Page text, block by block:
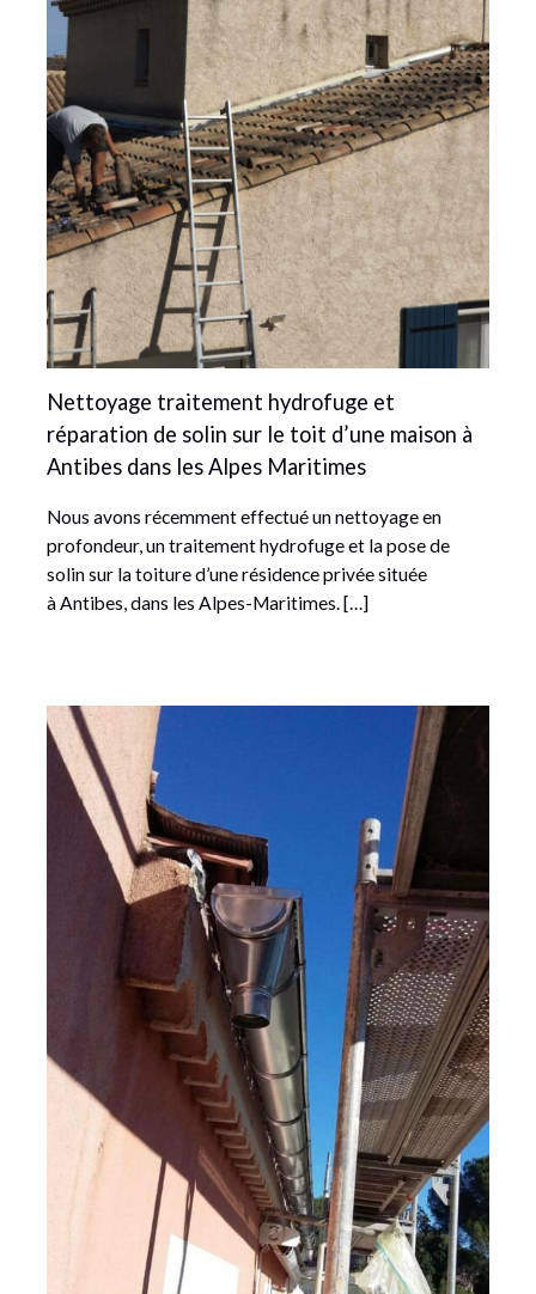
Nettoyage traitement hydrofuge et
réparation de solin sur le toit d’une maison à
Antibes dans les Alpes Maritimes
Nous avons récemment effectué un nettoyage en
profondeur, un traitement hydrofuge et la pose de
solin sur la toiture d’une résidence privée située
à Antibes, dans les Alpes-Maritimes. […]